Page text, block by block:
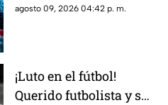
en qué consiste y si existen
agosto 09, 2026 04:42 p. m.
¡Luto en el fútbol!
Querido futbolista y su